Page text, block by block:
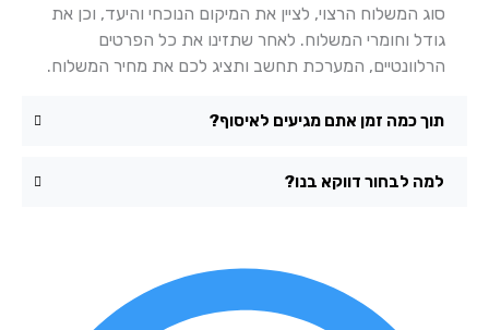
סוג המשלוח הרצוי, לציין את המיקום הנוכחי והיעד, וכן את
גודל וחומרי המשלוח. לאחר שתזינו את כל הפרטים
הרלוונטיים, המערכת תחשב ותציג לכם את מחיר המשלוח.
תוך כמה זמן אתם מגיעים לאיסוף?
למה לבחור דווקא בנו?